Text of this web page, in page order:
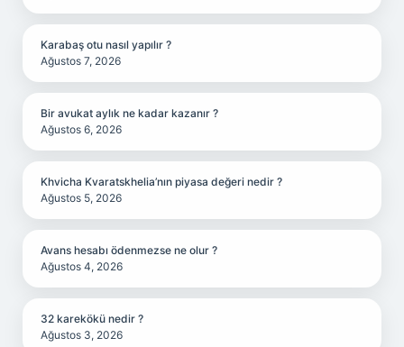
Karabaş otu nasıl yapılır ?
Ağustos 7, 2026
Bir avukat aylık ne kadar kazanır ?
Ağustos 6, 2026
Khvicha Kvaratskhelia’nın piyasa değeri nedir ?
Ağustos 5, 2026
Avans hesabı ödenmezse ne olur ?
Ağustos 4, 2026
32 karekökü nedir ?
Ağustos 3, 2026